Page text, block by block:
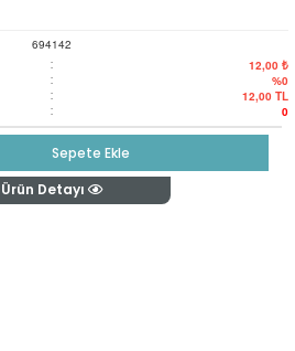
694142
: 12,00 ₺
: %0
: 12,00 TL
: 0
Sepete Ekle
Ürün Detayı